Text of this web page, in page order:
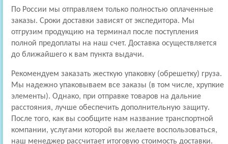
По России мы отправляем только полностью оплаченные
заказы. Сроки доставки зависят от экспедитора. Мы
отгрузим продукцию на терминал после поступления
полной предоплаты на наш счет. Доставка осуществляется
до ближайшего к вам пункта выдачи.
Рекомендуем заказать жесткую упаковку (обрешетку) груза.
Мы надежно упаковываем все заказы (в том числе, хрупкие
элементы). Однако, при отправке товаров на дальние
расстояния, лучше обеспечить дополнительную защиту.
После того, как вы сообщите нам название транспортной
компании, услугами которой вы желаете воспользоваться,
наш менеджер рассчитает итоговую стоимость доставки.